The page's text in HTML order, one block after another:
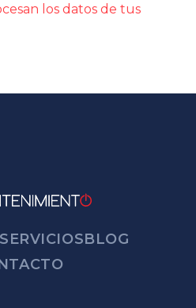
los datos de tus
SERVICIOSBLOG